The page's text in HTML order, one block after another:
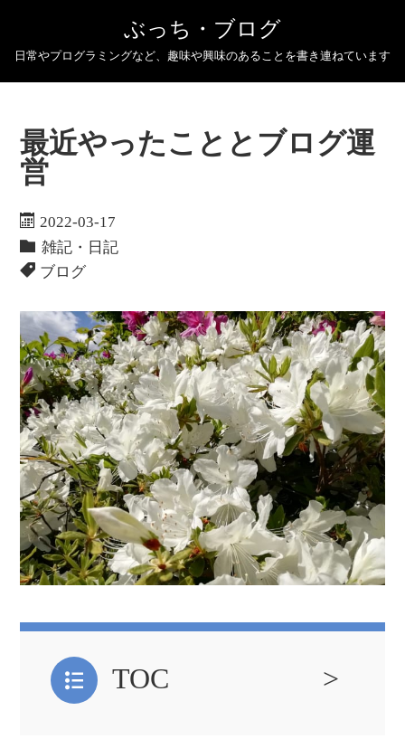
ぶっち・ブログ
日常やプログラミングなど、趣味や興味のあることを書き連ねています
最近やったこととブログ運
営
2022-03-17
雑記・日記
ブログ
TOC